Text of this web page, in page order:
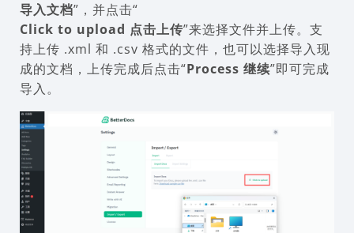
导入文档”，并点击“
Click to upload 点击上传”来选择文件并上传。支
持上传 .xml 和 .csv 格式的文件，也可以选择导入现
成的文档，上传完成后点击“Process 继续”即可完成
导入。